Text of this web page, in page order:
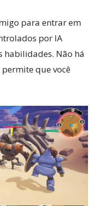
para entrar em
por IA
habilidades. Não há
que você